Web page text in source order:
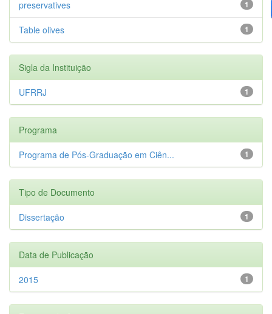
1
preservatives
1
Table olives
Sigla da Instituição
1
UFRRJ
Programa
1
Programa de Pós-Graduação em Ciên...
Tipo de Documento
1
Dissertação
Data de Publicação
1
2015